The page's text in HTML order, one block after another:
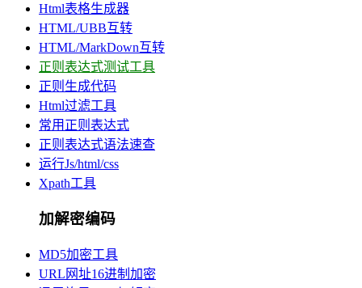
Html表格生成器
HTML/UBB互转
HTML/MarkDown互转
正则表达式测试工具
正则生成代码
Html过滤工具
常用正则表达式
正则表达式语法速查
运行Js/html/css
Xpath工具
加解密编码
MD5加密工具
URL网址16进制加密